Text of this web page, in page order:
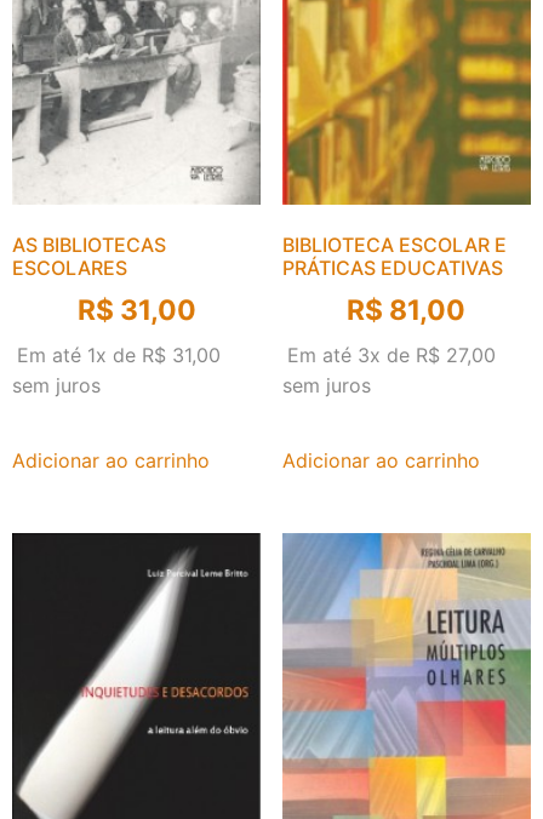
AS BIBLIOTECAS
ESCOLARES
R$ 31,00
Em até 1x de R$ 31,00
sem juros
Adicionar ao carrinho
BIBLIOTECA ESCOLAR E
PRÁTICAS EDUCATIVAS
R$ 81,00
Em até 3x de R$ 27,00
sem juros
Adicionar ao carrinho